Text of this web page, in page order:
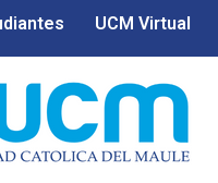
UCM Virtual